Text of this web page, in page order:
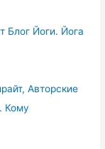
Блог Йоги. Йога
Авторские
Кому